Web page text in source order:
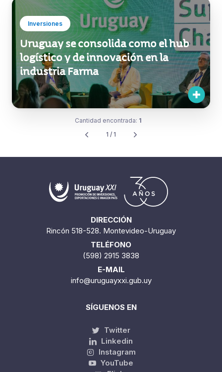
Inversiones
Uruguay se consolida como el hub
logístico y de innovación en la
industria Farma
Cantidad encontrada: 1
1 / 1
DIRECCIÓN
Rincón 518-528. Montevideo-Uruguay
TELÉFONO
(598) 2915 3838
E-MAIL
info@uruguayxxi.gub.uy
SÍGUENOS EN
Twitter
Linkedin
Instagram
YouTube